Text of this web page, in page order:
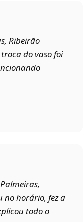
Ribeirão
do vaso foi
no horário, fez a
todo o